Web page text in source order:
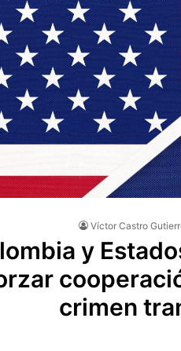
Víctor Castro
y
crimen